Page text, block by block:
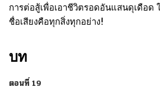
การต่อสู้เพื่อเอาชีวิตรอดอันแสนดุเดือด
ชื่อเสียงคือทุกสิ่งทุกอย่าง!
บท
ตอนที่ 19